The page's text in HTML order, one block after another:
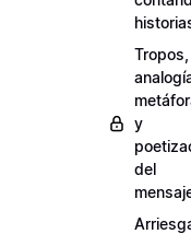
Tropos,
y
del